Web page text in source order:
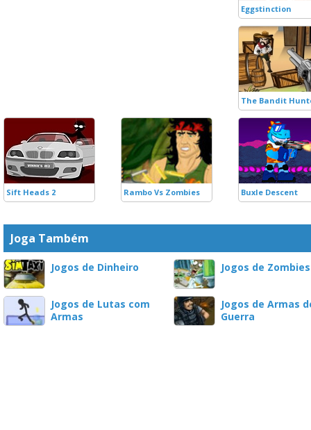
Eggstinction
The Bandit
Sift Heads 2 Rambo Vs Zombies Buxle Descent
Joga Também
Jogos de Dinheiro Jogos de Zombies
Jogos de Lutas com
Armas
Jogos de Armas
Guerra